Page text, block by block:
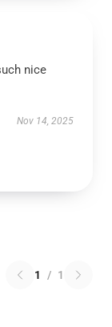
nice
Nov 14, 2025
1 / 1